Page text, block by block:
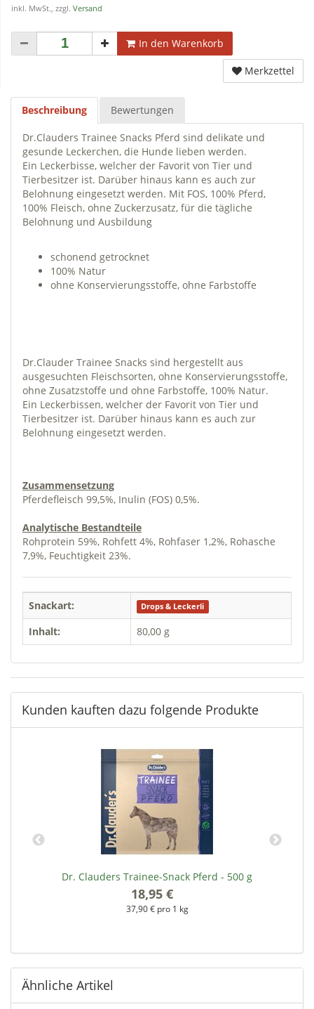
inkl. MwSt., zzgl. Versand
In den Warenkorb
Merkzettel
Beschreibung Bewertungen
Dr.Clauders Trainee Snacks Pferd sind delikate und
gesunde Leckerchen, die Hunde lieben werden.
Ein Leckerbisse, welcher der Favorit von Tier und
Tierbesitzer ist. Darüber hinaus kann es auch zur
Belohnung eingesetzt werden. Mit FOS, 100% Pferd,
100% Fleisch, ohne Zuckerzusatz, für die tägliche
Belohnung und Ausbildung
schonend getrocknet
100% Natur
ohne Konservierungsstoffe, ohne Farbstoffe
Dr.Clauder Trainee Snacks sind hergestellt aus
ausgesuchten Fleischsorten, ohne Konservierungsstoffe,
ohne Zusatzstoffe und ohne Farbstoffe, 100% Natur.
Ein Leckerbissen, welcher der Favorit von Tier und
Tierbesitzer ist. Darüber hinaus kann es auch zur
Belohnung eingesetzt werden.
Zusammensetzung
Pferdefleisch 99,5%, Inulin (FOS) 0,5%.
Analytische Bestandteile
Rohprotein 59%, Rohfett 4%, Rohfaser 1,2%, Rohasche
7,9%, Feuchtigkeit 23%.
Snackart: Drops & Leckerli
Inhalt: 80,00 g
Kunden kauften dazu folgende Produkte
Dr. Clauders Trainee-Snack Pferd - 500 g
18,95 €
37,90 € pro 1 kg
Ähnliche Artikel